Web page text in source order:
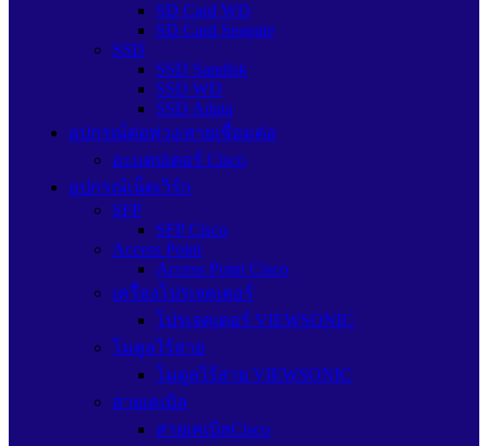
SD Card WD
SD Card Seagate
SSD
SSD Sandisk
SSD WD
SSD Adata
อุปกรณ์ต่อพ่วง/สายเชื่อมต่อ
อะแดปเตอร์ Cisco
อุปกรณ์เน็ตเวิร์ก
SFP
SFP Cisco
Access Point
Access Point Cisco
เครื่องโปรเจคเตอร์
โปรเจคเตอร์ VIEWSONIC
โมดูลไร้สาย
โมดูลไร้สาย VIEWSONIC
สายเคเบิล
สายเคเบิลCisco